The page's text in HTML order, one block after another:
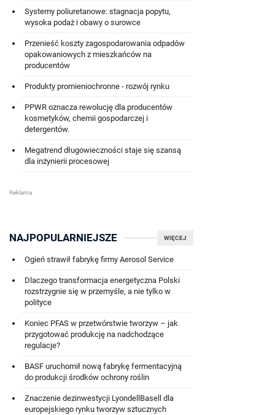
Systemy poliuretanowe: stagnacja popytu,
wysoka podaż i obawy o surowce
Przenieść koszty zagospodarowania odpadów
opakowaniowych z mieszkańców na
producentów
Produkty promieniochronne - rozwój rynku
PPWR oznacza rewolucję dla producentów
kosmetyków, chemii gospodarczej i
detergentów.
Megatrend długowieczności staje się szansą
dla inżynierii procesowej
WIĘCEJ
NAJPOPULARNIEJSZE
Ogień strawił fabrykę firmy Aerosol Service
Dlaczego transformacja energetyczna Polski
rozstrzygnie się w przemyśle, a nie tylko w
polityce
Koniec PFAS w przetwórstwie tworzyw – jak
przygotować produkcję na nadchodzące
regulacje?
BASF uruchomił nową fabrykę fermentacyjną
do produkcji środków ochrony roślin
Znaczenie dezinwestycji LyondellBasell dla
europejskiego rynku tworzyw sztucznych